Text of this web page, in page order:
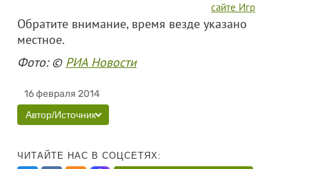
сайте Игр
Обратите внимание, время везде указано
местное.
Фото: © РИА Новости
16 февраля 2014
Автор/Источник
ЧИТАЙТЕ НАС В СОЦСЕТЯХ: